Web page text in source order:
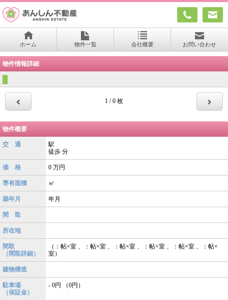
ホーム 物件一覧 会社概要 お問い合わせ
物件情報詳細
1 / 0 枚
物件概要
交 通
駅
徒歩 分
価 格 0 万円
専有面積 ㎡
築年月 年月
間 取
所在地
間取
（間取詳細）
（：帖×室 、：帖×室 、：帖×室 、：帖×室 、：帖×室 、：帖×
室）
建物構造
駐車場
（保証金）
- 0円 （0円）